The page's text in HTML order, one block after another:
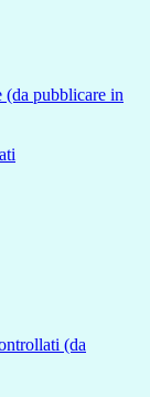
(da pubblicare in
(da